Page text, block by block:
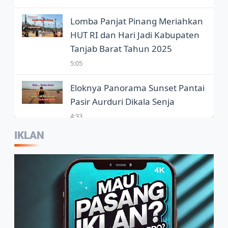
Lomba Panjat Pinang Meriahkan
HUT RI dan Hari Jadi Kabupaten
Tanjab Barat Tahun 2025
5:05
Eloknya Panorama Sunset Pantai
Pasir Aurduri Dikala Senja
4:33
Wartawan Jadi Garda Terdepan
Penggunaan Bahasa Indonesia
2:07
Warga Sambut Baik Himbauan
Wali Kota Jambi Melaksanakan
IKLAN